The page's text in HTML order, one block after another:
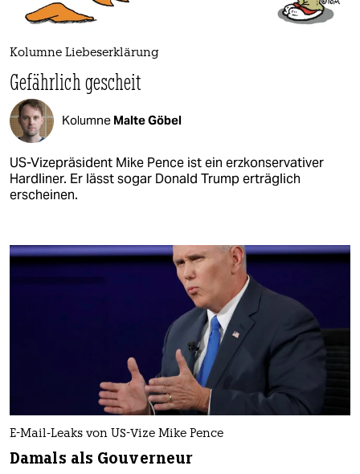
Kolumne Liebeserklärung
Gefährlich gescheit
Kolumne Malte Göbel
US-Vizepräsident Mike Pence ist ein erzkonservativer
Hardliner. Er lässt sogar Donald Trump erträglich
erscheinen.
E-Mail-Leaks von US-Vize Mike Pence
Damals als Gouverneur